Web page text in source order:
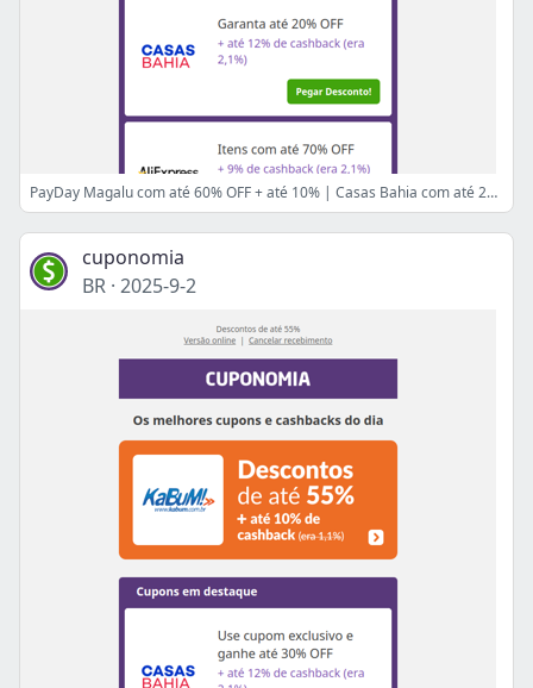
PayDay Magalu com até 60% OFF + até 10% | Casas Bahia com até 20% OFF + até 12% | AliExpress com até 70% OFF + 9% 🤑
cuponomia
BR · 2025-9-2